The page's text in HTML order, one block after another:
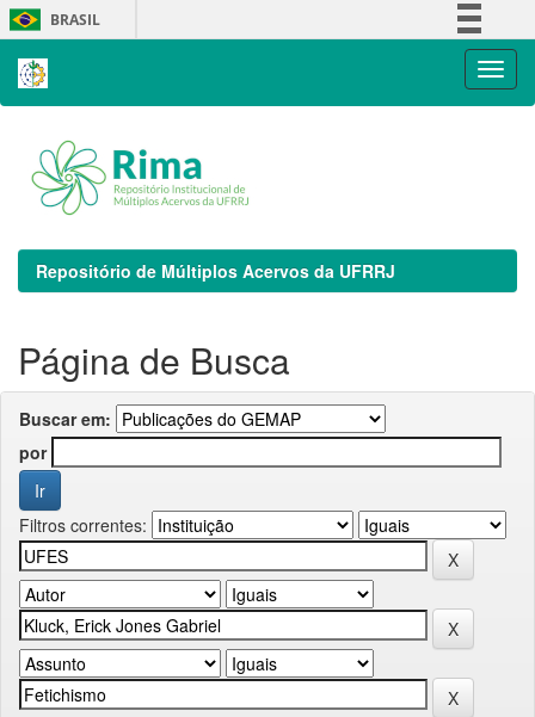
Skip
navigation
BRASIL
Repositório de Múltiplos Acervos da UFRRJ
Página de Busca
Buscar em:
por
Filtros correntes: